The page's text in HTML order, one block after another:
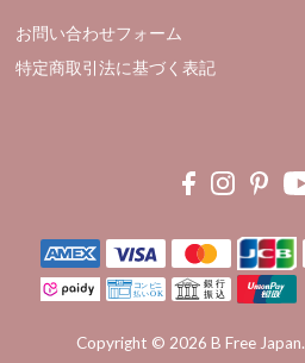
お問い合わせフォーム
特定商取引法に基づく表記
Copyright © 2026B Free Japan.